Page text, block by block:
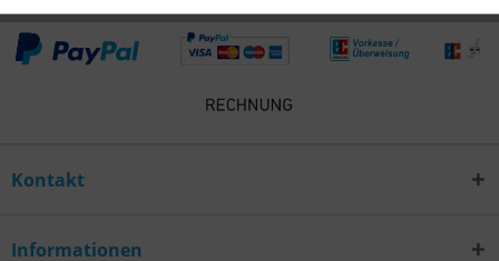
Kontakt
Informationen